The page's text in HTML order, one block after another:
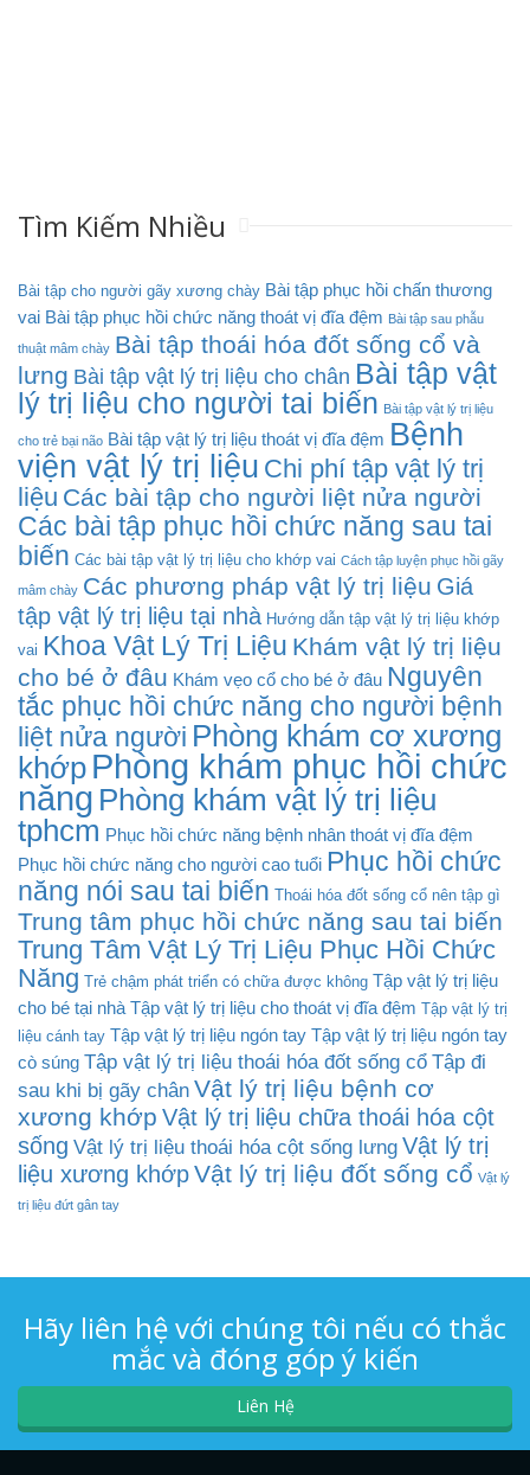
Tìm Kiếm Nhiều
Bài tập cho người gãy xương chày Bài tập phục hồi chấn thương
vai Bài tập phục hồi chức năng thoát vị đĩa đệm Bài tập sau phẫu
thuật mâm chày Bài tập thoái hóa đốt sống cổ và
lưng Bài tập vật lý trị liệu cho chân Bài tập vật
lý trị liệu cho người tai biến Bài tập vật lý trị liệu
cho trẻ bại não Bài tập vật lý trị liệu thoát vị đĩa đệm Bệnh
viện vật lý trị liệu Chi phí tập vật lý trị
liệu Các bài tập cho người liệt nửa người
Các bài tập phục hồi chức năng sau tai
biến Các bài tập vật lý trị liệu cho khớp vai Cách tập luyện phục hồi gãy
mâm chày Các phương pháp vật lý trị liệu Giá
tập vật lý trị liệu tại nhà Hướng dẫn tập vật lý trị liệu khớp
vai Khoa Vật Lý Trị Liệu Khám vật lý trị liệu
cho bé ở đâu Khám vẹo cổ cho bé ở đâu Nguyên
tắc phục hồi chức năng cho người bệnh
liệt nửa người Phòng khám cơ xương
khớp Phòng khám phục hồi chức
năng Phòng khám vật lý trị liệu
tphcm Phục hồi chức năng bệnh nhân thoát vị đĩa đệm
Phục hồi chức năng cho người cao tuổi Phục hồi chức
năng nói sau tai biến Thoái hóa đốt sống cổ nên tập gì
Trung tâm phục hồi chức năng sau tai biến
Trung Tâm Vật Lý Trị Liệu Phục Hồi Chức
Năng Trẻ chậm phát triển có chữa được không Tập vật lý trị liệu
cho bé tại nhà Tập vật lý trị liệu cho thoát vị đĩa đệm Tập vật lý trị
liệu cánh tay Tập vật lý trị liệu ngón tay Tập vật lý trị liệu ngón tay
cò súng Tập vật lý trị liệu thoái hóa đốt sống cổ Tập đi
sau khi bị gãy chân Vật lý trị liệu bệnh cơ
xương khớp Vật lý trị liệu chữa thoái hóa cột
sống Vật lý trị liệu thoái hóa cột sống lưng Vật lý trị
liệu xương khớpVật lý trị liệu đốt sống cổ Vật lý
trị liệu đứt gân tay
Hãy liên hệ với chúng tôi nếu có thắc
mắc và đóng góp ý kiến
Liên Hệ